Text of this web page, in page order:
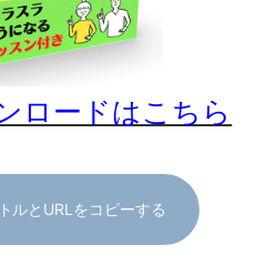
ロードはこちら
ルとURLをコピーする